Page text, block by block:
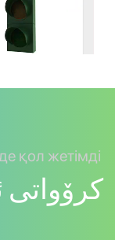
қол жетімді
کرۆواتی